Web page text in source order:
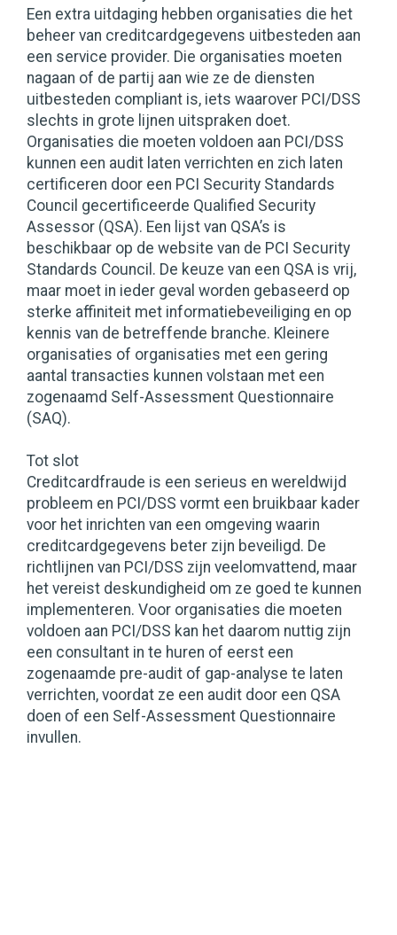
Een extra uitdaging hebben organisaties die het
beheer van creditcardgegevens uitbesteden aan
een service provider. Die organisaties moeten
nagaan of de partij aan wie ze de diensten
uitbesteden compliant is, iets waarover PCI/DSS
slechts in grote lijnen uitspraken doet.
Organisaties die moeten voldoen aan PCI/DSS
kunnen een audit laten verrichten en zich laten
certificeren door een PCI Security Standards
Council gecertificeerde Qualified Security
Assessor (QSA). Een lijst van QSA’s is
beschikbaar op de website van de PCI Security
Standards Council. De keuze van een QSA is vrij,
maar moet in ieder geval worden gebaseerd op
sterke affiniteit met informatiebeveiliging en op
kennis van de betreffende branche. Kleinere
organisaties of organisaties met een gering
aantal transacties kunnen volstaan met een
zogenaamd Self-Assessment Questionnaire
(SAQ).
Tot slot
Creditcardfraude is een serieus en wereldwijd
probleem en PCI/DSS vormt een bruikbaar kader
voor het inrichten van een omgeving waarin
creditcardgegevens beter zijn beveiligd. De
richtlijnen van PCI/DSS zijn veelomvattend, maar
het vereist deskundigheid om ze goed te kunnen
implementeren. Voor organisaties die moeten
voldoen aan PCI/DSS kan het daarom nuttig zijn
een consultant in te huren of eerst een
zogenaamde pre-audit of gap-analyse te laten
verrichten, voordat ze een audit door een QSA
doen of een Self-Assessment Questionnaire
invullen.